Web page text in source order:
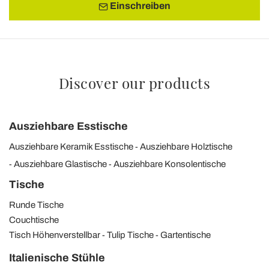
Einschreiben
Discover our products
Ausziehbare Esstische
Ausziehbare Keramik Esstische
Ausziehbare Holztische
Ausziehbare Glastische
Ausziehbare Konsolentische
Tische
Runde Tische
Couchtische
Tisch Höhenverstellbar
Tulip Tische Gartentische
Italienische Stühle